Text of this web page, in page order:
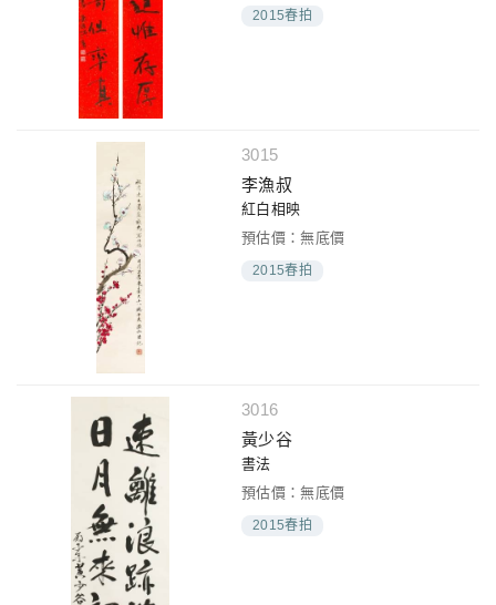
2015春拍
3015
李漁叔
紅白相映
預估價：無底價
2015春拍
3016
黃少谷
書法
預估價：無底價
2015春拍